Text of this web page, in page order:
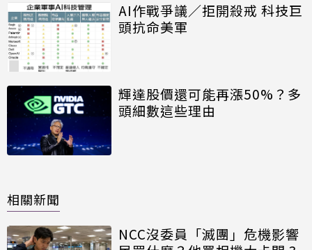
AI作戰爭議／拒開殺戒 科技巨
頭抗命美軍
輝達股價還可能再漲50%？多
頭細數這些理由
相關新聞
NCC沒委員「滅團」危機影響